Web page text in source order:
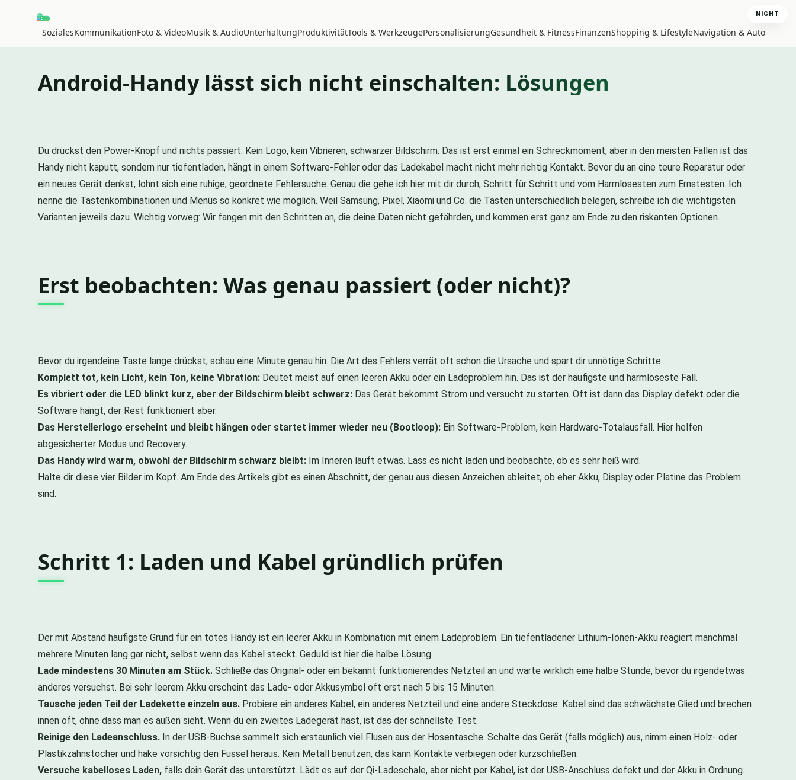
SozialesKommunikationFoto & VideoMusik & AudioUnterhaltungProduktivitätTools & WerkzeugePersonalisierungGesundheit & FitnessFinanzenShopping & LifestyleNavigation & Auto
NIGHT
Android-Handy lässt sich nicht einschalten: Lösungen
Du drückst den Power-Knopf und nichts passiert. Kein Logo, kein Vibrieren, schwarzer Bildschirm. Das ist erst einmal ein Schreckmoment, aber in den meisten Fällen ist das
Handy nicht kaputt, sondern nur tiefentladen, hängt in einem Software-Fehler oder das Ladekabel macht nicht mehr richtig Kontakt. Bevor du an eine teure Reparatur oder
ein neues Gerät denkst, lohnt sich eine ruhige, geordnete Fehlersuche. Genau die gehe ich hier mit dir durch, Schritt für Schritt und vom Harmlosesten zum Ernstesten. Ich
nenne die Tastenkombinationen und Menüs so konkret wie möglich. Weil Samsung, Pixel, Xiaomi und Co. die Tasten unterschiedlich belegen, schreibe ich die wichtigsten
Varianten jeweils dazu. Wichtig vorweg: Wir fangen mit den Schritten an, die deine Daten nicht gefährden, und kommen erst ganz am Ende zu den riskanten Optionen.
Erst beobachten: Was genau passiert (oder nicht)?
Bevor du irgendeine Taste lange drückst, schau eine Minute genau hin. Die Art des Fehlers verrät oft schon die Ursache und spart dir unnötige Schritte.
Komplett tot, kein Licht, kein Ton, keine Vibration: Deutet meist auf einen leeren Akku oder ein Ladeproblem hin. Das ist der häufigste und harmloseste Fall.
Es vibriert oder die LED blinkt kurz, aber der Bildschirm bleibt schwarz: Das Gerät bekommt Strom und versucht zu starten. Oft ist dann das Display defekt oder die
Software hängt, der Rest funktioniert aber.
Das Herstellerlogo erscheint und bleibt hängen oder startet immer wieder neu (Bootloop): Ein Software-Problem, kein Hardware-Totalausfall. Hier helfen
abgesicherter Modus und Recovery.
Das Handy wird warm, obwohl der Bildschirm schwarz bleibt: Im Inneren läuft etwas. Lass es nicht laden und beobachte, ob es sehr heiß wird.
Halte dir diese vier Bilder im Kopf. Am Ende des Artikels gibt es einen Abschnitt, der genau aus diesen Anzeichen ableitet, ob eher Akku, Display oder Platine das Problem
sind.
Schritt 1: Laden und Kabel gründlich prüfen
Der mit Abstand häufigste Grund für ein totes Handy ist ein leerer Akku in Kombination mit einem Ladeproblem. Ein tiefentladener Lithium-Ionen-Akku reagiert manchmal
mehrere Minuten lang gar nicht, selbst wenn das Kabel steckt. Geduld ist hier die halbe Lösung.
Lade mindestens 30 Minuten am Stück. Schließe das Original- oder ein bekannt funktionierendes Netzteil an und warte wirklich eine halbe Stunde, bevor du irgendetwas
anderes versuchst. Bei sehr leerem Akku erscheint das Lade- oder Akkusymbol oft erst nach 5 bis 15 Minuten.
Tausche jeden Teil der Ladekette einzeln aus. Probiere ein anderes Kabel, ein anderes Netzteil und eine andere Steckdose. Kabel sind das schwächste Glied und brechen
innen oft, ohne dass man es außen sieht. Wenn du ein zweites Ladegerät hast, ist das der schnellste Test.
Reinige den Ladeanschluss. In der USB-Buchse sammelt sich erstaunlich viel Flusen aus der Hosentasche. Schalte das Gerät (falls möglich) aus, nimm einen Holz- oder
Plastikzahnstocher und hake vorsichtig den Fussel heraus. Kein Metall benutzen, das kann Kontakte verbiegen oder kurzschließen.
Versuche kabelloses Laden, falls dein Gerät das unterstützt. Lädt es auf der Qi-Ladeschale, aber nicht per Kabel, ist der USB-Anschluss defekt und der Akku in Ordnung.